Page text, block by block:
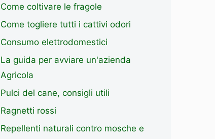
Come coltivare le fragole
Come togliere tutti i cattivi odori
Consumo elettrodomestici
La guida per avviare un'azienda
Agricola
Pulci del cane, consigli utili
Ragnetti rossi
Repellenti naturali contro mosche e